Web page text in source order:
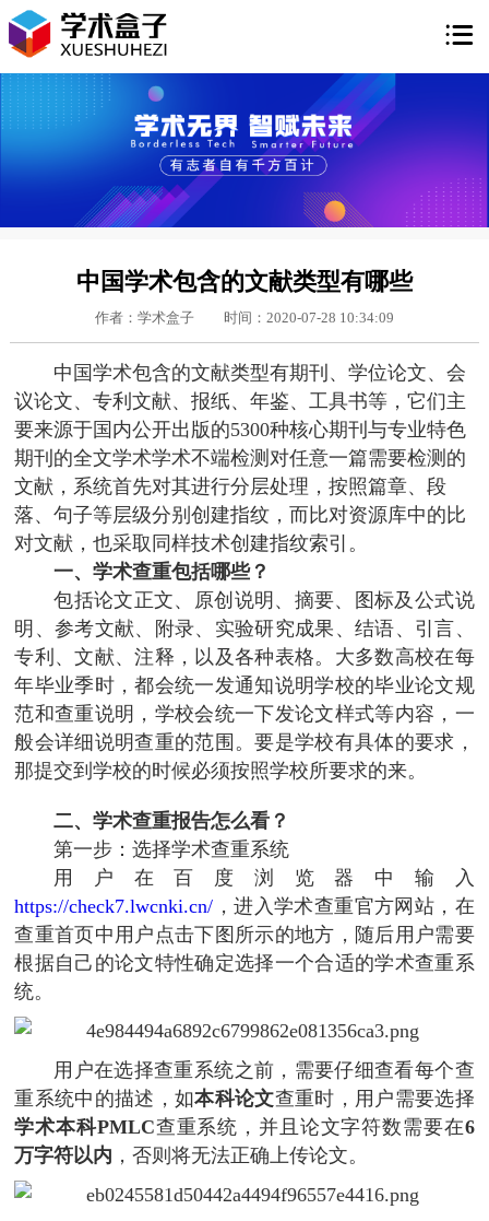

中国学术包含的文献类型有哪些
作者：学术盒子 时间：2020-07-28 10:34:09
中国学术包含的文献类型有期刊、学位论文、会
议论文、专利文献、报纸、年鉴、工具书等，它们主
要来源于国内公开出版的5300种核心期刊与专业特色
期刊的全文学术学术不端检测对任意一篇需要检测的
文献，系统首先对其进行分层处理，按照篇章、段
落、句子等层级分别创建指纹，而比对资源库中的比
对文献，也采取同样技术创建指纹索引。
一、学术查重包括哪些？
包括论文正文、原创说明、摘要、图标及公式说
明、参考文献、附录、实验研究成果、结语、引言、
专利、文献、注释，以及各种表格。大多数高校在每
年毕业季时，都会统一发通知说明学校的毕业论文规
范和查重说明，学校会统一下发论文样式等内容，一
般会详细说明查重的范围。要是学校有具体的要求，
那提交到学校的时候必须按照学校所要求的来。
二、学术查重报告怎么看？
第一步：选择学术查重系统
用户在百度浏览器中输入
https://check7.lwcnki.cn/ ，进入学术查重官方网站，在
查重首页中用户点击下图所示的地方，随后用户需要
根据自己的论文特性确定选择一个合适的学术查重系
统。
用户在选择查重系统之前，需要仔细查看每个查
重系统中的描述，如本科论文查重时，用户需要选择
学术本科PMLC查重系统，并且论文字符数需要在6
万字符以内 ，否则将无法正确上传论文。